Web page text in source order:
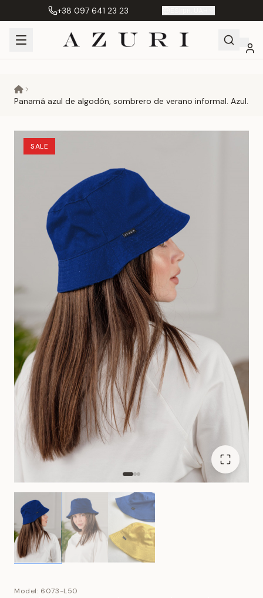
+38 097 641 23 23
Panamá azul de algodón, sombrero de verano informal. Azul.
SALE
Model: 6073-L50